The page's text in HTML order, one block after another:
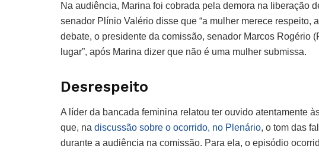
Na audiência, Marina foi cobrada pela demora na liberação
senador Plínio Valério disse que “a mulher merece respeito,
debate, o presidente da comissão, senador Marcos Rogério
lugar”, após Marina dizer que não é uma mulher submissa.
Desrespeito
A líder da bancada feminina relatou ter ouvido atentamente
que, na discussão sobre o ocorrido, no Plenário, o tom das
durante a audiência na comissão. Para ela, o episódio